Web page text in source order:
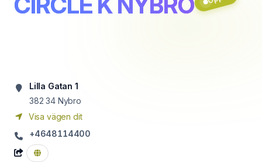
Lilla Gatan 1
382 34 Nybro
Visa vägen dit
+4648114400